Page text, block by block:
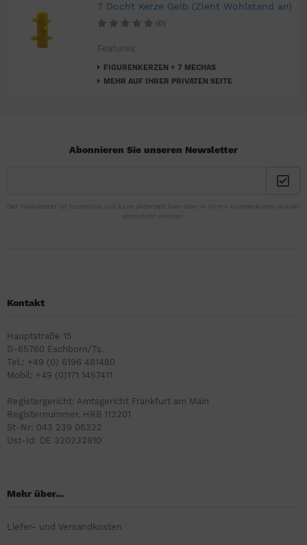
7 Docht Kerze Gelb (Zieht Wohlstand an)
(0)
Features:
FIGURENKERZEN + 7 MECHAS
MEHR AUF IHRER PRIVATEN SEITE
Abonnieren Sie unseren Newsletter
Der Newsletter ist kostenlos und kann jederzeit hier oder in Ihrem Kundenkonto wieder
abbestellt werden.
Kontakt
Hauptstraße 15
D-65760 Eschborn/Ts.
Tel.: +49 (0) 6196 481480
Mobil: +49 (0)171 1457411
Registergericht: Amtsgericht Frankfurt am Main
Registernummer. HRB 113201
St-Nr: 043 239 06322
Ust-Id: DE 320232810
Mehr über...
Liefer- und Versandkosten